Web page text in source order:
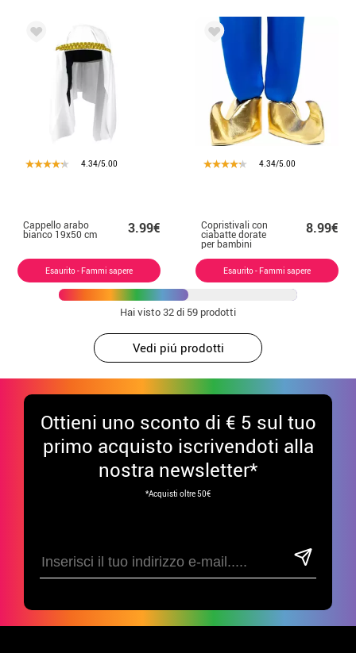
4.34/5.00
Cappello arabo
bianco 19x50 cm 3.99€
Esaurito - Fammi sapere
4.34/5.00
Copristivali con
ciabatte dorate
per bambini
8.99€
Esaurito - Fammi sapere
Hai visto32di 59 prodotti
Vedi piú prodotti
Ottieni uno sconto di € 5 sul tuo
primo acquisto iscrivendoti alla
nostra newsletter*
*Acquisti oltre 50€